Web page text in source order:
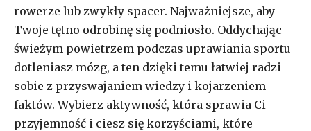
rowerze lub zwykły spacer. Najważniejsze, aby
Twoje tętno odrobinę się podniosło. Oddychając
świeżym powietrzem podczas uprawiania sportu
dotleniasz mózg, a ten dzięki temu łatwiej radzi
sobie z przyswajaniem wiedzy i kojarzeniem
faktów. Wybierz aktywność, która sprawia Ci
przyjemność i ciesz się korzyściami, które